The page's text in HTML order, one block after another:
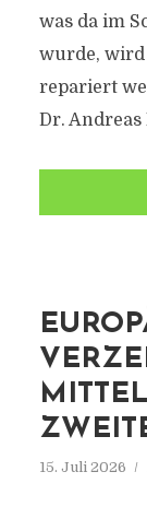
was da im
wurde, wird
repariert
Dr.
15. Juli 2026